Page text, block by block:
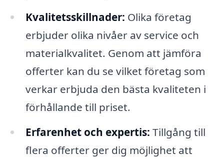
Kvalitetsskillnader: Olika företag
erbjuder olika nivåer av service och
materialkvalitet. Genom att jämföra
offerter kan du se vilket företag som
verkar erbjuda den bästa kvaliteten i
förhållande till priset.
Erfarenhet och expertis: Tillgång till
flera offerter ger dig möjlighet att